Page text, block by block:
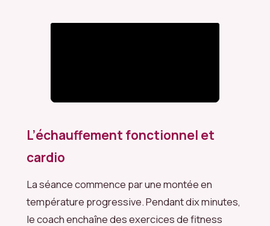
L’échauffement fonctionnel et
cardio
La séance commence par une montée en
température progressive. Pendant dix minutes,
le coach enchaîne des exercices de fitness